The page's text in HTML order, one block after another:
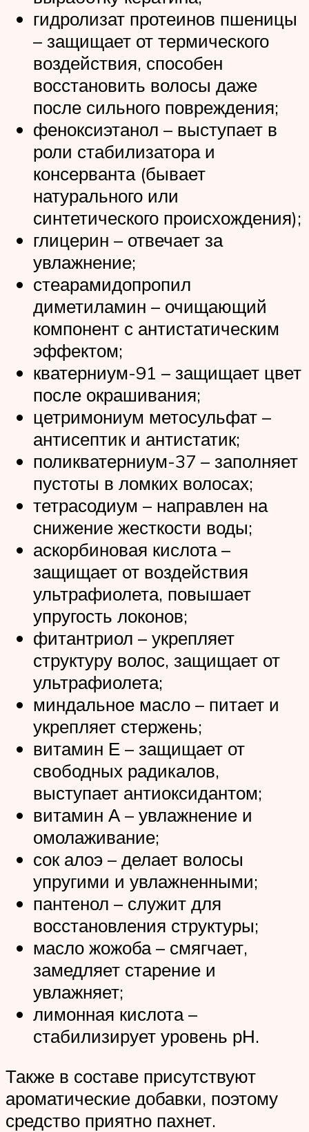
гидролизат протеинов пшеницы
– защищает от термического
воздействия, способен
восстановить волосы даже
после сильного повреждения;
феноксиэтанол – выступает в
роли стабилизатора и
консерванта (бывает
натурального или
синтетического происхождения);
глицерин – отвечает за
увлажнение;
стеарамидопропил
диметиламин – очищающий
компонент с антистатическим
эффектом;
кватерниум-91 – защищает цвет
после окрашивания;
цетримониум метосульфат –
антисептик и антистатик;
поликватерниум-37 – заполняет
пустоты в ломких волосах;
тетрасодиум – направлен на
снижение жесткости воды;
аскорбиновая кислота –
защищает от воздействия
ультрафиолета, повышает
упругость локонов;
фитантриол – укрепляет
структуру волос, защищает от
ультрафиолета;
миндальное масло – питает и
укрепляет стержень;
витамин Е – защищает от
свободных радикалов,
выступает антиоксидантом;
витамин А – увлажнение и
омолаживание;
сок алоэ – делает волосы
упругими и увлажненными;
пантенол – служит для
восстановления структуры;
масло жожоба – смягчает,
замедляет старение и
увлажняет;
лимонная кислота –
стабилизирует уровень рН.
Также в составе присутствуют
ароматические добавки, поэтому
средство приятно пахнет.